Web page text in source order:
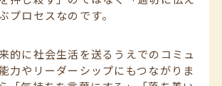
プロセスなのです。
的に社会生活を送るうえでのコミュ
力やリーダーシップにもつながりま